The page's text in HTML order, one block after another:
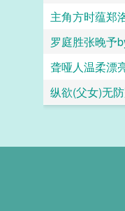
主角方时蕴郑
罗庭胜张晚予
聋哑人温柔漂
纵欲(父女)无